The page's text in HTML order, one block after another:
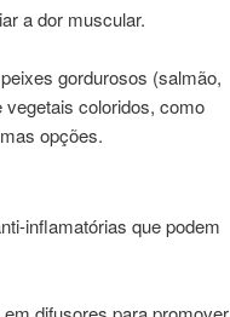
a dor muscular.
gordurosos (salmão,
coloridos, como
opções.
inflamatórias que podem